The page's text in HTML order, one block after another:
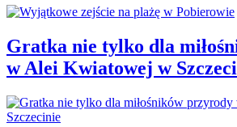
Gratka nie tylko dla
w Alei Kwiatowej w